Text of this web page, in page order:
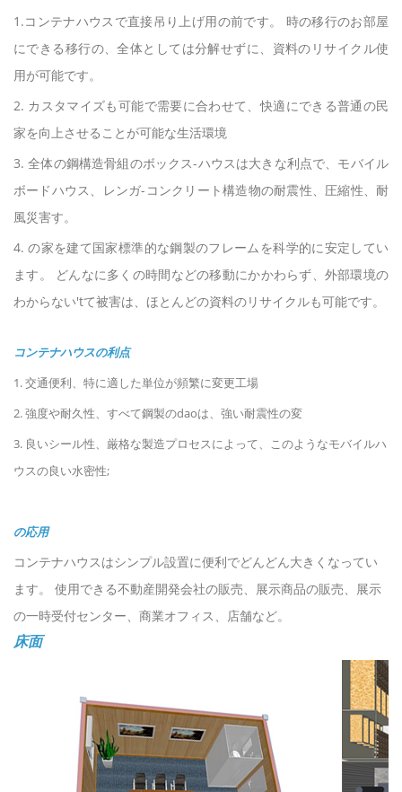
1.コンテナハウスで直接吊り上げ用の前です。 時の移行のお部屋
にできる移行の、全体としては分解せずに、資料のリサイクル使
用が可能です。
2. カスタマイズも可能で需要に合わせて、快適にできる普通の民
家を向上させることが可能な生活環境
3. 全体の鋼構造骨組のボックス-ハウスは大きな利点で、モバイル
ボードハウス、レンガ-コンクリート構造物の耐震性、圧縮性、耐
風災害す。
4. の家を建て国家標準的な鋼製のフレームを科学的に安定してい
ます。 どんなに多くの時間などの移動にかかわらず、外部環境の
わからない'tて被害は、ほとんどの資料のリサイクルも可能です。
コンテナハウスの利点
1. 交通便利、特に適した単位が頻繁に変更工場
2. 強度や耐久性、すべて鋼製のdaoは、強い耐震性の変
3. 良いシール性、厳格な製造プロセスによって、このようなモバイルハ
ウスの良い水密性;
の応用
コンテナハウスはシンプル設置に便利でどんどん大きくなってい
ます。 使用できる不動産開発会社の販売、展示商品の販売、展示
の一時受付センター、商業オフィス、店舗など。
床面